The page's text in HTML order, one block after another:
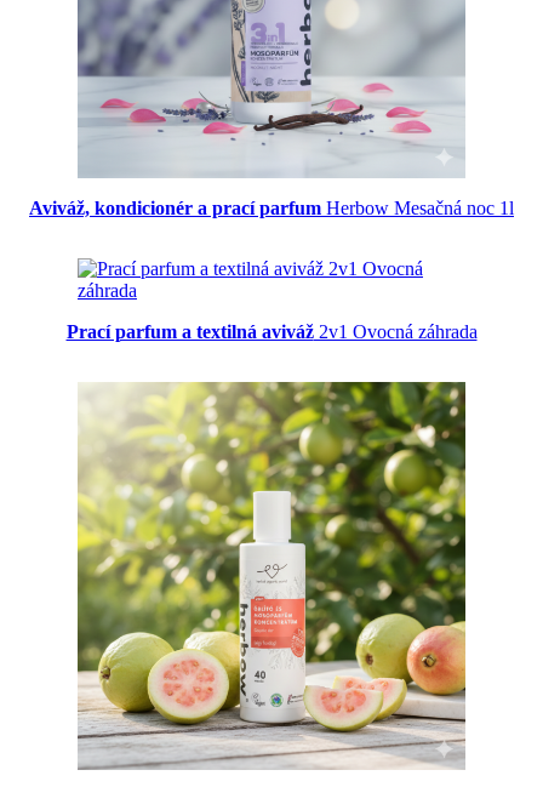
Aviváž, kondicionér a prací parfum Herbow Mesačná noc 1l
Prací parfum a textilná aviváž2v1 Ovocná záhrada